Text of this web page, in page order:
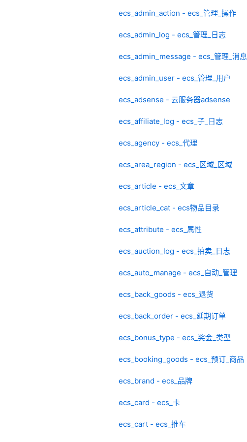
ecs_admin_action - ecs_管理_操作
ecs_admin_log - ecs_管理_日志
ecs_admin_message - ecs_管理_消息
ecs_admin_user - ecs_管理_用户
ecs_adsense - 云服务器adsense
ecs_affiliate_log - ecs_子_日志
ecs_agency - ecs_代理
ecs_area_region - ecs_区域_区域
ecs_article - ecs_文章
ecs_article_cat - ecs物品目录
ecs_attribute - ecs_属性
ecs_auction_log - ecs_拍卖_日志
ecs_auto_manage - ecs_自动_管理
ecs_back_goods - ecs_退货
ecs_back_order - ecs_延期订单
ecs_bonus_type - ecs_奖金_类型
ecs_booking_goods - ecs_预订_商品
ecs_brand - ecs_品牌
ecs_card - ecs_卡
ecs_cart - ecs_推车